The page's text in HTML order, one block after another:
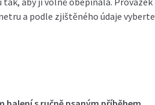
a podle zjištěného údaje vyberte